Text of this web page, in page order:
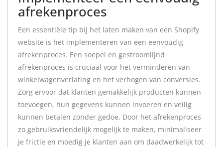
afrekenproces
Een essentiële tip bij het laten maken van een Shopify
website is het implementeren van een eenvoudig
afrekenproces. Een soepel en gestroomlijnd
afrekenproces is cruciaal voor het verminderen van
winkelwagenverlating en het verhogen van conversies.
Zorg ervoor dat klanten gemakkelijk producten kunnen
toevoegen, hun gegevens kunnen invoeren en veilig
kunnen betalen zonder gedoe. Door het afrekenproces
zo gebruiksvriendelijk mogelijk te maken, minimaliseer
je frictie en moedig je klanten aan om daadwerkelijk tot